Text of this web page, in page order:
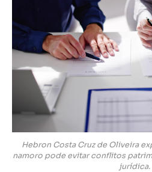
Hebron Costa Cruz de Oliveira
namoro pode evitar conflitos
jurídica.